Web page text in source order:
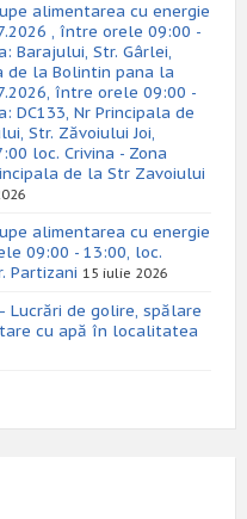
alimentarea cu energie
, între orele 09:00 -
Barajului, Str. Gârlei,
de la Bolintin pana la
între orele 09:00 -
DC133, Nr Principala de
Str. Zăvoiului Joi,
loc. Crivina - Zona
de la Str Zavoiului
alimentarea cu energie
09:00 - 13:00, loc.
Partizani 15 iulie 2026
– Lucrări de golire, spălare
cu apă în localitatea